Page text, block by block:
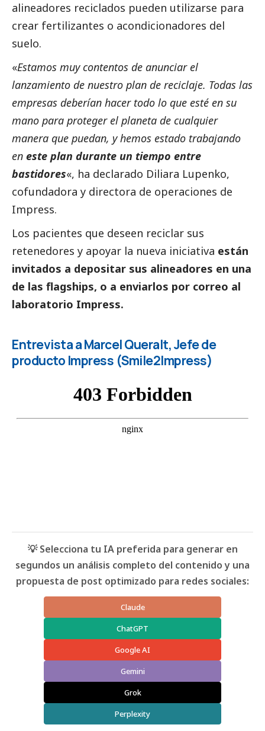
alineadores reciclados pueden utilizarse para
crear fertilizantes o acondicionadores del
suelo.
«Estamos muy contentos de anunciar el
lanzamiento de nuestro plan de reciclaje. Todas las
empresas deberían hacer todo lo que esté en su
mano para proteger el planeta de cualquier
manera que puedan, y hemos estado trabajando
en este plan durante un tiempo entre
bastidores«, ha declarado Diliara Lupenko,
cofundadora y directora de operaciones de
Impress.
Los pacientes que deseen reciclar sus
retenedores y apoyar la nueva iniciativa están
invitados a depositar sus alineadores en una
de las flagships, o a enviarlos por correo al
laboratorio Impress.
Entrevista a Marcel Queralt, Jefe de
producto Impress (Smile2Impress)
💡 Selecciona tu IA preferida para generar en
segundos un análisis completo del contenido y una
propuesta de post optimizado para redes sociales:
Claude
ChatGPT
Google AI
Gemini
Grok
Perplexity